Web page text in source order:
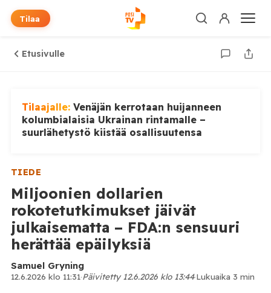
Tilaa
Etusivulle
Tilaajalle: Venäjän kerrotaan huijanneen
kolumbialaisia Ukrainan rintamalle –
suurlähetystö kiistää osallisuutensa
TIEDE
Miljoonien dollarien
rokotetutkimukset jäivät
julkaisematta – FDA:n sensuuri
herättää epäilyksiä
Samuel Gryning
12.6.2026 klo 11:31·Päivitetty 12.6.2026 klo 13:44·Lukuaika 3 min